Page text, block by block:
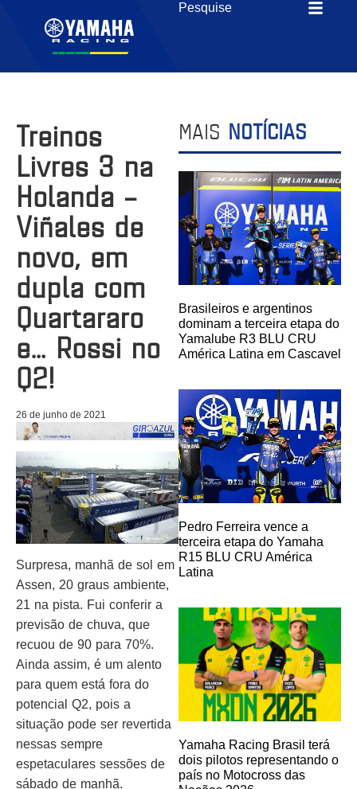
Treinos
Livres 3 na
Holanda –
Viñales de
novo, em
dupla com
Quartararo
e… Rossi no
Q2!
26 de junho de 2021
Surpresa, manhã de sol em
Assen, 20 graus ambiente,
21 na pista. Fui conferir a
previsão de chuva, que
recuou de 90 para 70%.
Ainda assim, é um alento
para quem está fora do
potencial Q2, pois a
situação pode ser revertida
nessas sempre
espetaculares sessões de
sábado de manhã.
MAIS NOTÍCIAS
Brasileiros e argentinos
dominam a terceira etapa do
Yamalube R3 BLU CRU
América Latina em Cascavel
Pedro Ferreira vence a
terceira etapa do Yamaha
R15 BLU CRU América
Latina
Yamaha Racing Brasil terá
dois pilotos representando o
país no Motocross das